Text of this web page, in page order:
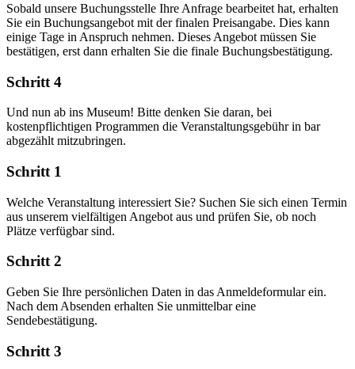
Sobald unsere Buchungsstelle Ihre Anfrage bearbeitet hat, erhalten
Sie ein Buchungsangebot mit der finalen Preisangabe. Dies kann
einige Tage in Anspruch nehmen. Dieses Angebot müssen Sie
bestätigen, erst dann erhalten Sie die finale Buchungsbestätigung.
Schritt 4
Und nun ab ins Museum! Bitte denken Sie daran, bei
kostenpflichtigen Programmen die Veranstaltungsgebühr in bar
abgezählt mitzubringen.
Schritt 1
Welche Veranstaltung interessiert Sie? Suchen Sie sich einen Termin
aus unserem vielfältigen Angebot aus und prüfen Sie, ob noch
Plätze verfügbar sind.
Schritt 2
Geben Sie Ihre persönlichen Daten in das Anmeldeformular ein.
Nach dem Absenden erhalten Sie unmittelbar eine
Sendebestätigung.
Schritt 3